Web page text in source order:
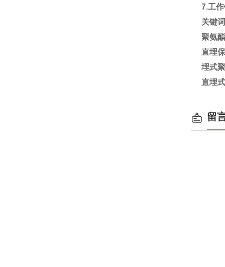
7.工
关键
聚氨
直埋
埋式
直埋
留